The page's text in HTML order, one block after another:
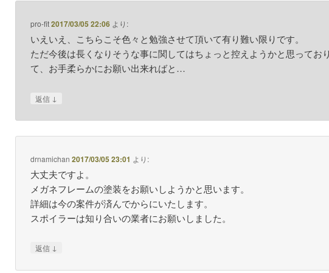
pro-fit2017/03/05 22:06 より:
いえいえ、こちらこそ色々と勉強させて頂いて有り難い限りです。
ただ今後は長くなりそうな事に関してはちょっと控えようかと思ってお
て、お手柔らかにお願い出来ればと…
返信 ↓
drnamichan 2017/03/05 23:01 より:
大丈夫ですよ。
メガネフレームの塗装をお願いしようかと思います。
詳細は今の案件が済んでからにいたします。
スポイラーは知り合いの業者にお願いしました。
返信 ↓